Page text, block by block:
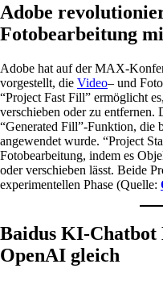
Adobe
Fotobearbeitung
Adobe hat auf der MAX-
vorgestellt, die Video– und
“Project Fast Fill” ermöglicht
verschieben oder zu entfernen.
“Generated Fill”-Funktion, die
angewendet wurde. “Project
Fotobearbeitung, indem es
oder verschieben lässt. Beide
experimentellen Phase (Quelle:
Baidus KI-
OpenAI gleich